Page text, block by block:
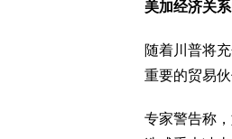
美加经济关
随着川普将
重要的贸易
专家警告称